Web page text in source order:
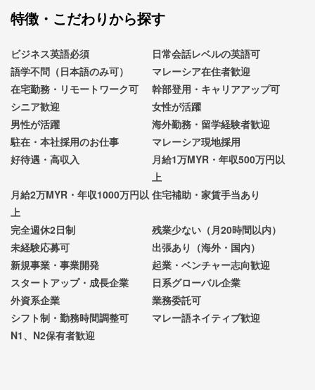
特徴・こだわりから探す
ビジネス英語必須
日常会話レベルの英語可
語学不問（日本語のみ可）
マレーシア在住者歓迎
在宅勤務・リモートワーク可
幹部登用・キャリアアップ可
シニア歓迎
女性が活躍
男性が活躍
海外勤務・留学経験者歓迎
駐在・本社採用のお仕事
マレーシア現地採用
好待遇・高収入
月給1万MYR・年収500万円以
上
月給2万MYR・年収1000万円以
上
住宅補助・家賃手当あり
完全週休2日制
残業少ない（月20時間以内）
未経験応募可
出張あり（海外・国内）
新規事業・事業開発
起業・ベンチャー志向歓迎
スタートアップ・成長企業
日系グローバル企業
外資系企業
業務委託可
シフト制・勤務時間調整可
マレー語ネイティブ歓迎
N1、N2保有者歓迎